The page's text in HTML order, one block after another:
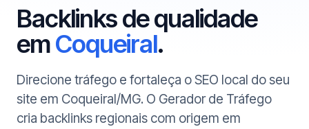
Backlinks de qualidade
emCoqueiral.
Direcione tráfego e fortaleça o SEO local do seu
site em Coqueiral/MG. O Gerador de Tráfego
cria backlinks regionais com origem em